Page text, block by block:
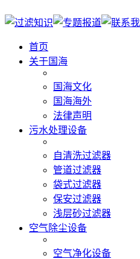
首页
关于国海
国海文化
国海海外
法律声明
污水处理设备
自清洗过滤器
管道过滤器
袋式过滤器
保安过滤器
浅层砂过滤器
空气除尘设备
空气净化设备